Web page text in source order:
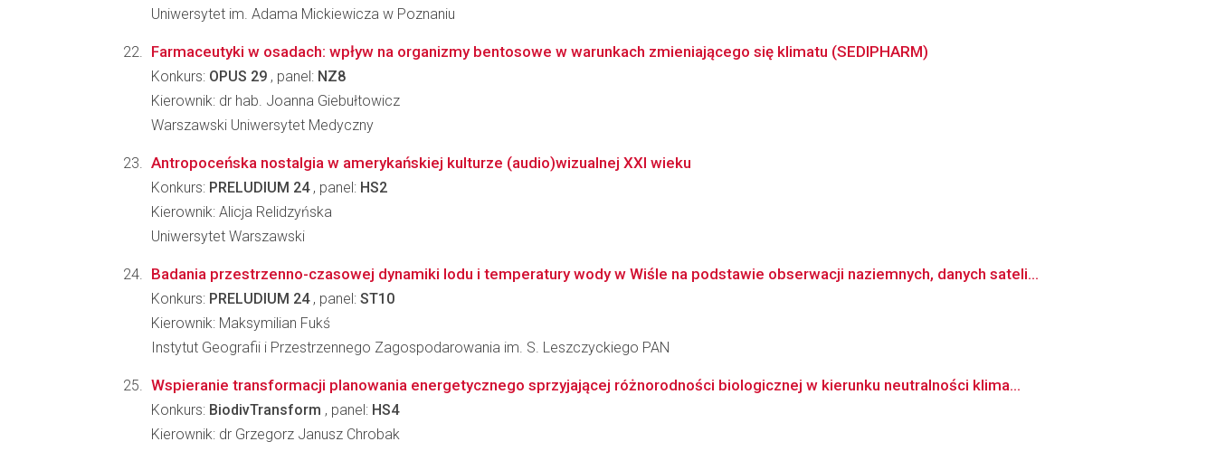
Uniwersytet im. Adama Mickiewicza w Poznaniu
Farmaceutyki w osadach: wpływ na organizmy bentosowe w warunkach zmieniającego się klimatu (SEDIPHARM)
Konkurs: OPUS 29 , panel: NZ8
Kierownik: dr hab. Joanna Giebułtowicz
Warszawski Uniwersytet Medyczny
Antropoceńska nostalgia w amerykańskiej kulturze (audio)wizualnej XXI wieku
Konkurs: PRELUDIUM 24, panel: HS2
Kierownik: Alicja Relidzyńska
Uniwersytet Warszawski
Badania przestrzenno-czasowej dynamiki lodu i temperatury wody w Wiśle na podstawie obserwacji naziemnych, danych sateli...
Konkurs: PRELUDIUM 24, panel: ST10
Kierownik: Maksymilian Fukś
Instytut Geografii i Przestrzennego Zagospodarowania im. S. Leszczyckiego PAN
Wspieranie transformacji planowania energetycznego sprzyjającej różnorodności biologicznej w kierunku neutralności klima...
Konkurs: BiodivTransform , panel: HS4
Kierownik: dr Grzegorz Janusz Chrobak